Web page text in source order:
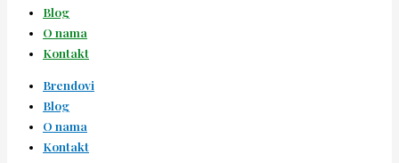
Blog
O nama
Kontakt
Brendovi
Blog
O nama
Kontakt